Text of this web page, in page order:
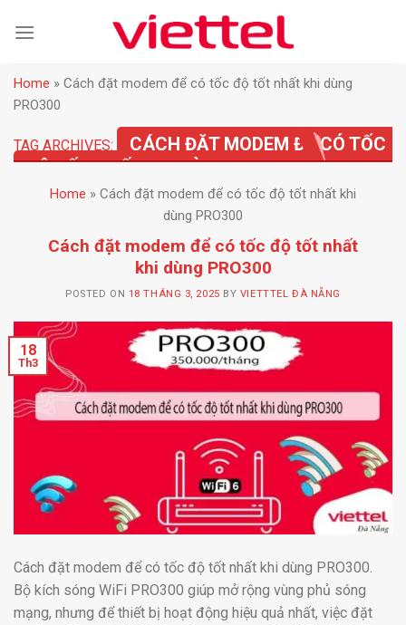
Home » Cách đặt modem để có tốc độ tốt nhất khi dùng
PRO300
TAG ARCHIVES:
CÁCH ĐẶT MODEM ĐỂ CÓ TỐC
ĐỘ TỐT NHẤT KHI DÙNG PRO300
Home » Cách đặt modem để có tốc độ tốt nhất khi
dùng PRO300
Cách đặt modem để có tốc độ tốt nhất
khi dùng PRO300
POSTED ON 18 THÁNG 3, 2025 BY VIETTTEL ĐÀ NẴNG
18
Th3
Cách đặt modem để có tốc độ tốt nhất khi dùng PRO300.
Bộ kích sóng WiFi PRO300 giúp mở rộng vùng phủ sóng
mạng, nhưng để thiết bị hoạt động hiệu quả nhất, việc đặt